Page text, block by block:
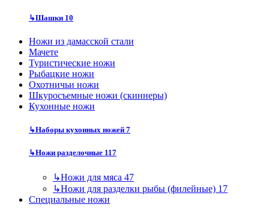
↳Шашки 10
Ножи из дамасской стали
Мачете
Туристические ножи
Рыбацкие ножи
Охотничьи ножи
Шкуросъемные ножи (скиннеры)
Кухонные ножи
↳Наборы кухонных ножей 7
↳Ножи разделочные 117
↳Ножи для мяса 47
↳Ножи для разделки рыбы (филейные) 17
Специальные ножи